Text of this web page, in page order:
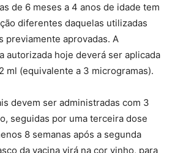
de 6 meses a 4 anos de idade tem
diferentes daquelas utilizadas
previamente aprovadas. A
autorizada hoje deverá ser aplicada
ml (equivalente a 3 microgramas).
devem ser administradas com 3
seguidas por uma terceira dose
8 semanas após a segunda
da vacina virá na cor vinho, para